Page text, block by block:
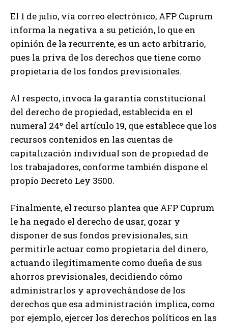
El 1 de julio, vía correo electrónico, AFP Cuprum
informa la negativa a su petición, lo que en
opinión de la recurrente, es un acto arbitrario,
pues la priva de los derechos que tiene como
propietaria de los fondos previsionales.
Al respecto, invoca la garantía constitucional
del derecho de propiedad, establecida en el
numeral 24º del artículo 19, que establece que los
recursos contenidos en las cuentas de
capitalización individual son de propiedad de
los trabajadores, conforme también dispone el
propio Decreto Ley 3500.
Finalmente, el recurso plantea que AFP Cuprum
le ha negado el derecho de usar, gozar y
disponer de sus fondos previsionales, sin
permitirle actuar como propietaria del dinero,
actuando ilegítimamente como dueña de sus
ahorros previsionales, decidiendo cómo
administrarlos y aprovechándose de los
derechos que esa administración implica, como
por ejemplo, ejercer los derechos políticos en las